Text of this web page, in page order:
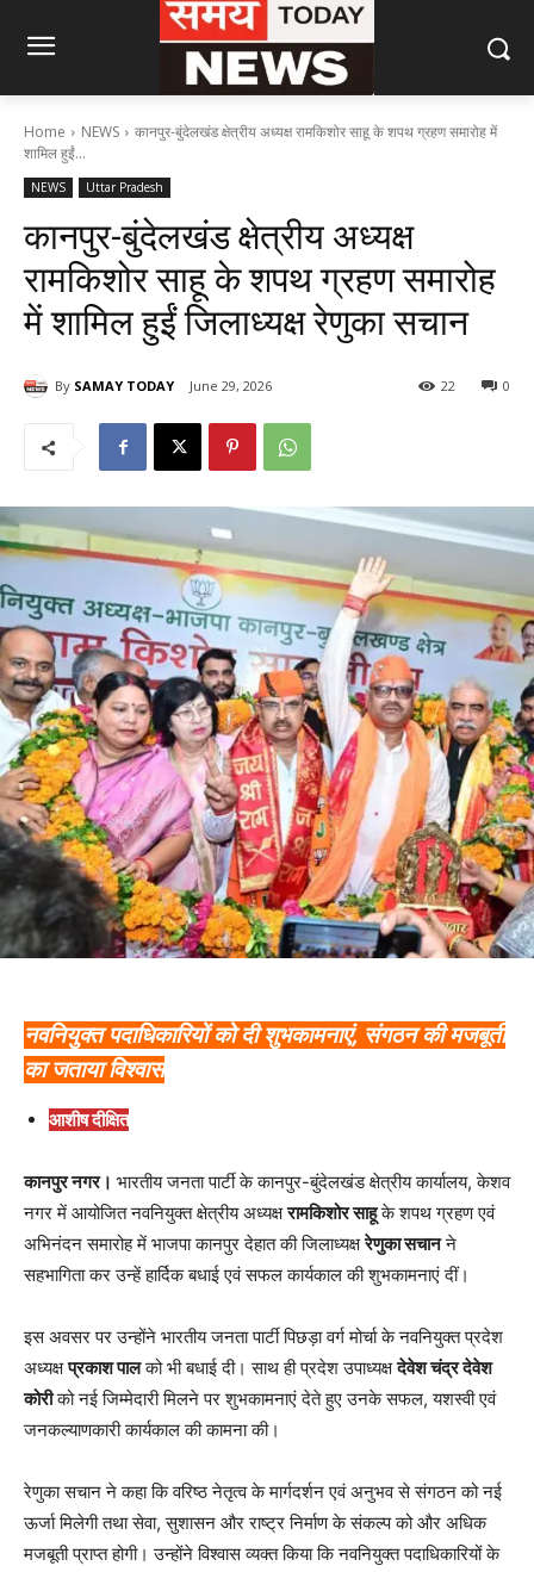
Home NEWS
कानपुर-बुंदेलखंड क्षेत्रीय अध्यक्ष रामकिशोर साहू के शपथ ग्रहण समारोह में
शामिल हुईं...
NEWS Uttar Pradesh
कानपुर-बुंदेलखंड क्षेत्रीय अध्यक्ष
रामकिशोर साहू के शपथ ग्रहण समारोह
में शामिल हुईं जिलाध्यक्ष रेणुका सचान
By SAMAY TODAY June 29, 2026 0
22
नवनियुक्त पदाधिकारियों को दी शुभकामनाएं, संगठन की मजबूती
का जताया विश्वास
आशीष दीक्षित
कानपुर नगर। भारतीय जनता पार्टी के कानपुर-बुंदेलखंड क्षेत्रीय कार्यालय, केशव
नगर में आयोजित नवनियुक्त क्षेत्रीय अध्यक्षरामकिशोर साहूके शपथ ग्रहण एवं
अभिनंदन समारोह में भाजपा कानपुर देहात की जिलाध्यक्षरेणुका सचानने
सहभागिता कर उन्हें हार्दिक बधाई एवं सफल कार्यकाल की शुभकामनाएं दीं।
इस अवसर पर उन्होंने भारतीय जनता पार्टी पिछड़ा वर्ग मोर्चा के नवनियुक्त प्रदेश
अध्यक्षप्रकाश पालको भी बधाई दी। साथ ही प्रदेश उपाध्यक्षदेवेश चंद्र देवेश
कोरीको नई जिम्मेदारी मिलने पर शुभकामनाएं देते हुए उनके सफल, यशस्वी एवं
जनकल्याणकारी कार्यकाल की कामना की।
रेणुका सचान ने कहा कि वरिष्ठ नेतृत्व के मार्गदर्शन एवं अनुभव से संगठन को नई
ऊर्जा मिलेगी तथा सेवा, सुशासन और राष्ट्र निर्माण के संकल्प को और अधिक
मजबूती प्राप्त होगी। उन्होंने विश्वास व्यक्त किया कि नवनियुक्त पदाधिकारियों के